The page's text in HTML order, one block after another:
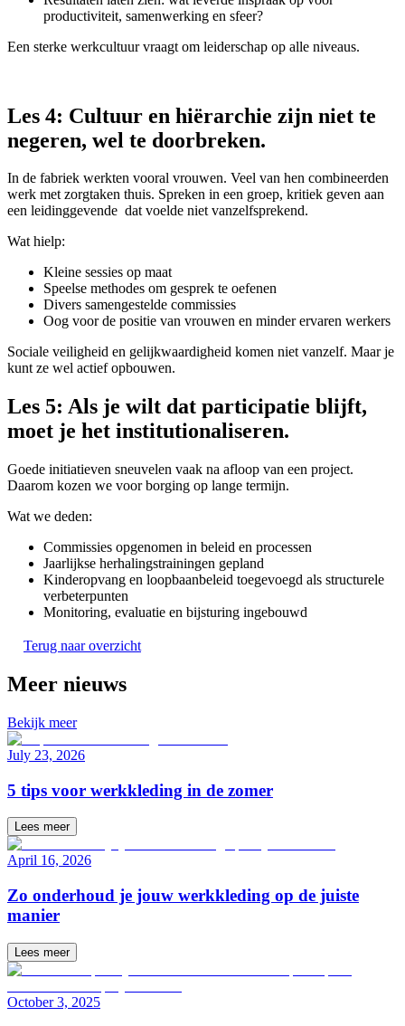
productiviteit, samenwerking en sfeer?
Een sterke werkcultuur vraagt om leiderschap op alle niveaus.
Les 4: Cultuur en hiërarchie zijn niet te
negeren, wel te doorbreken.
In de fabriek werkten vooral vrouwen. Veel van hen combineerden
werk met zorgtaken thuis. Spreken in een groep, kritiek geven aan
een leidinggevende dat voelde niet vanzelfsprekend.
Wat hielp:
Kleine sessies op maat
Speelse methodes om gesprek te oefenen
Divers samengestelde commissies
Oog voor de positie van vrouwen en minder ervaren werkers
Sociale veiligheid en gelijkwaardigheid komen niet vanzelf. Maar je
kunt ze wel actief opbouwen.
Les 5: Als je wilt dat participatie blijft,
moet je het institutionaliseren.
Goede initiatieven sneuvelen vaak na afloop van een project.
Daarom kozen we voor borging op lange termijn.
Wat we deden:
Commissies opgenomen in beleid en processen
Jaarlijkse herhalingstrainingen gepland
Kinderopvang en loopbaanbeleid toegevoegd als structurele
verbeterpunten
Monitoring, evaluatie en bijsturing ingebouwd
Terug naar overzicht
Meer nieuws
Bekijk meer
July 23, 2026
5 tips voor werkkleding in de zomer
Lees meer
April 16, 2026
Zo onderhoud je jouw werkkleding op de juiste
manier
Lees meer
October 3, 2025